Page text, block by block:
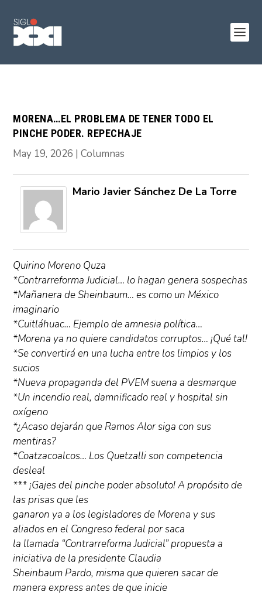
MORENA…EL PROBLEMA DE TENER TODO EL
PINCHE PODER. REPECHAJE
May 19, 2026 |Columnas
Mario Javier Sánchez De La Torre
Quirino Moreno Quza
*Contrarreforma Judicial… lo hagan genera sospechas
*Mañanera de Sheinbaum… es como un México
imaginario
*Cuitláhuac… Ejemplo de amnesia política…
*Morena ya no quiere candidatos corruptos… ¡Qué tal!
*Se convertirá en una lucha entre los limpios y los
sucios
*Nueva propaganda del PVEM suena a desmarque
*Un incendio real, damnificado real y hospital sin
oxígeno
*¿Acaso dejarán que Ramos Alor siga con sus
mentiras?
*Coatzacoalcos… Los Quetzalli son competencia
desleal
*** ¡Gajes del pinche poder absoluto! A propósito de
las prisas que les
ganaron ya a los legisladores de Morena y sus
aliados en el Congreso federal por saca
la llamada “Contrarreforma Judicial” propuesta a
iniciativa de la presidente Claudia
Sheinbaum Pardo, misma que quieren sacar de
manera express antes de que inicie